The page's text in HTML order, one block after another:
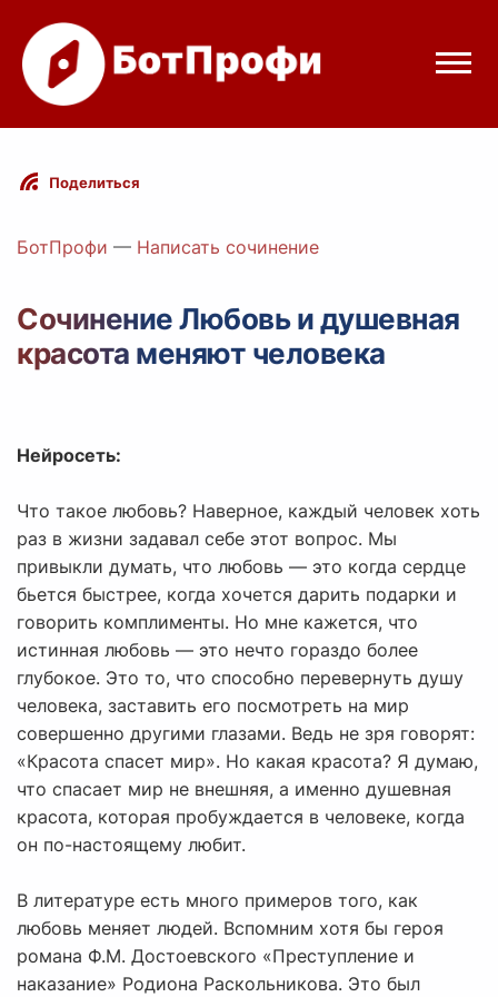
Режимы бота
Цены
Вход с Telegram
Поделиться
БотПрофи — Написать сочинение
Сочинение Любовь и душевная
красота меняют человека
Нейросеть:
Что такое любовь? Наверное, каждый человек хоть
раз в жизни задавал себе этот вопрос. Мы
привыкли думать, что любовь — это когда сердце
бьется быстрее, когда хочется дарить подарки и
говорить комплименты. Но мне кажется, что
истинная любовь — это нечто гораздо более
глубокое. Это то, что способно перевернуть душу
человека, заставить его посмотреть на мир
совершенно другими глазами. Ведь не зря говорят:
«Красота спасет мир». Но какая красота? Я думаю,
что спасает мир не внешняя, а именно душевная
красота, которая пробуждается в человеке, когда
он по-настоящему любит.
В литературе есть много примеров того, как
любовь меняет людей. Вспомним хотя бы героя
романа Ф.М. Достоевского «Преступление и
наказание» Родиона Раскольникова. Это был